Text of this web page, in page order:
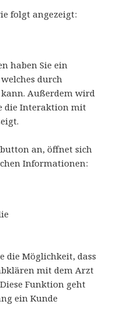
folgt angezeigt:
haben Sie ein
durch
Außerdem wird
die Interaktion mit
an, öffnet sich
Informationen:
die Möglichkeit, dass
mit dem Arzt
Funktion geht
ein Kunde